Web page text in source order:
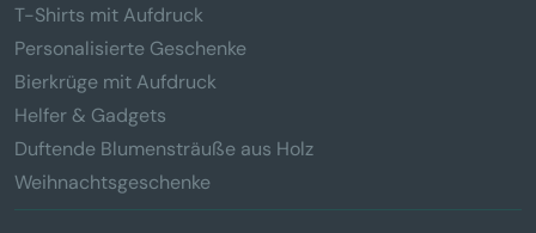
T-Shirts mit Aufdruck
Personalisierte Geschenke
Bierkrüge mit Aufdruck
Helfer & Gadgets
Duftende Blumensträuße aus Holz
Weihnachtsgeschenke